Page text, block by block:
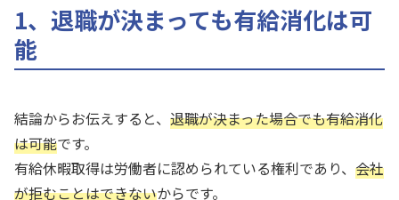
1、退職が決まっても有給消化は可
能
結論からお伝えすると、 退職が決まった場合でも有給消化
は可能です。
有給休暇取得は労働者に認められている権利であり、 会社
が拒むことはできないからです。